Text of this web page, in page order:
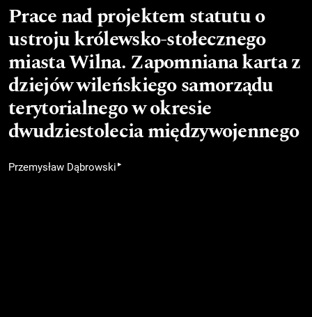
Prace nad projektem statutu o
ustroju królewsko-stołecznego
miasta Wilna. Zapomniana karta z
dziejów wileńskiego samorządu
terytorialnego w okresie
dwudziestolecia międzywojennego
Przemysław Dąbrowski ▸